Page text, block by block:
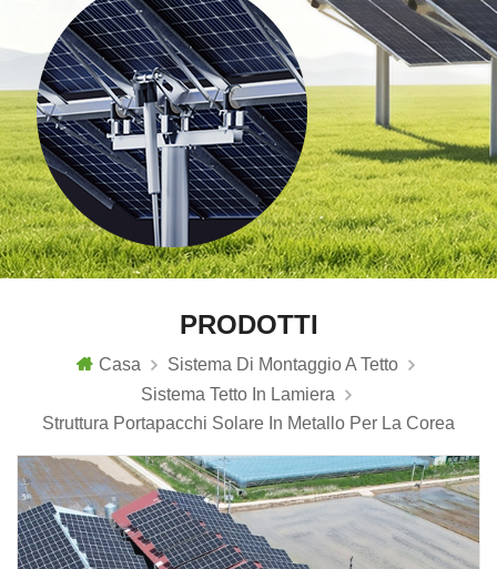
PRODOTTI
Casa
Sistema Di Montaggio A Tetto
Sistema Tetto In Lamiera
Struttura Portapacchi Solare In Metallo Per La Corea